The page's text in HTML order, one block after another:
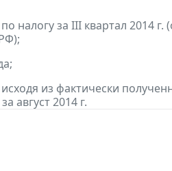
налогу за III квартал 2014 г.
из фактически
август 2014 г.